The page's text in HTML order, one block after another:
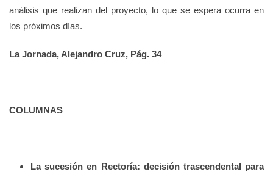
análisis que realizan del proyecto, lo que se espera ocurra en
los próximos días.
La Jornada, Alejandro Cruz, Pág. 34
COLUMNAS
La sucesión en Rectoría: decisión trascendental para